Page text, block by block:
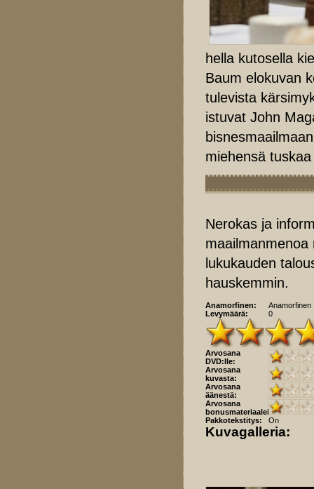
hella kutosella
Baum elokuvan
tulevista
istuvat John
miehensä
Nerokas ja
lukukauden
hauskemmin.
Anamorfinen:
Anamorfinen
Levymäärä:
0
Arvosana
DVD:lle:
Arvosana
kuvasta:
Arvosana
äänestä:
Arvosana
bonusmateriaaleista:
Pakkotekstitys:
On
Kuvagalleria: